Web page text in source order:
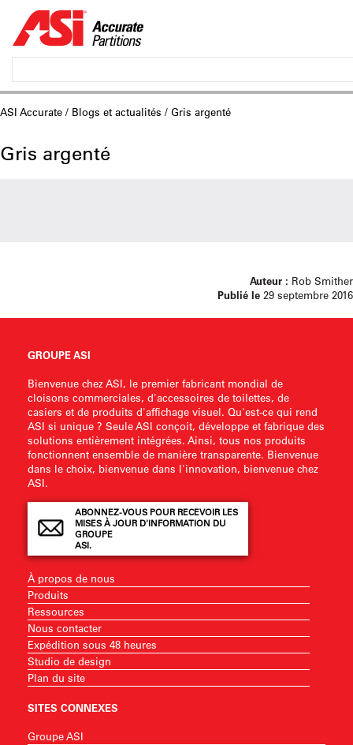
ASI Accurate / Blogs et actualités / Gris argenté
Gris argenté
Auteur : Rob Smither
Publié le 29 septembre 2016
GROUPE ASI
Bienvenue chez ASI, le premier fabricant mondial de
cloisons commerciales, d'accessoires de toilettes, de
casiers et de produits d'affichage visuel. Qu'est-ce qui rend
ASI si unique ? Seule ASI conçoit, développe et fabrique des
solutions entièrement intégrées. Ainsi, tous nos produits
fonctionnent ensemble de manière transparente. Bienvenue
dans le choix, bienvenue dans l'innovation, bienvenue chez
ASI.
ABONNEZ-VOUS POUR RECEVOIR LES
MISES À JOUR D'INFORMATION DU
GROUPE
ASI.
À propos de nous
Produits
Ressources
Nous contacter
Expédition sous 48 heures
Studio de design
Plan du site
SITES CONNEXES
Groupe ASI